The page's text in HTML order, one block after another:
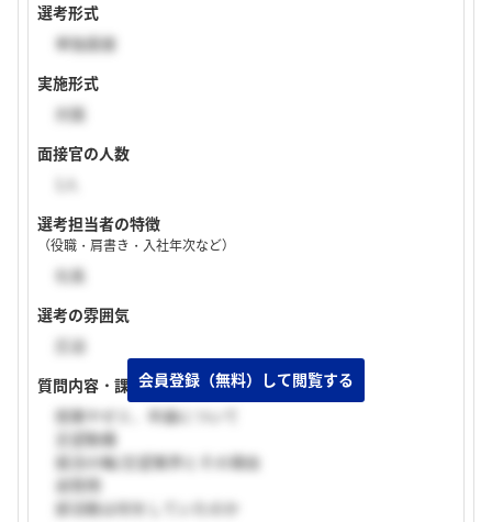
選考形式
単独面接
実施形式
対面
面接官の人数
選考担当者の特徴
（役職・肩書き・入社年次など）
社長
選考の雰囲気
圧迫
質問内容・課題
授業やゼミ、卒論について
志望動機
就活の軸/志望業界とその理由
逆質問
部活動は何をしていたのか